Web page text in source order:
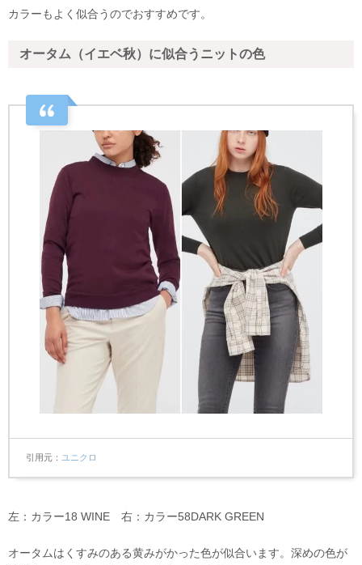
カラーもよく似合うのでおすすめです。
オータム（イエベ秋）に似合うニットの色
引用元 ユニクロ
左：カラー18 WINE 右：カラー58DARK GREEN
オータムはくすみのある黄みがかった色が似合います。深めの色が